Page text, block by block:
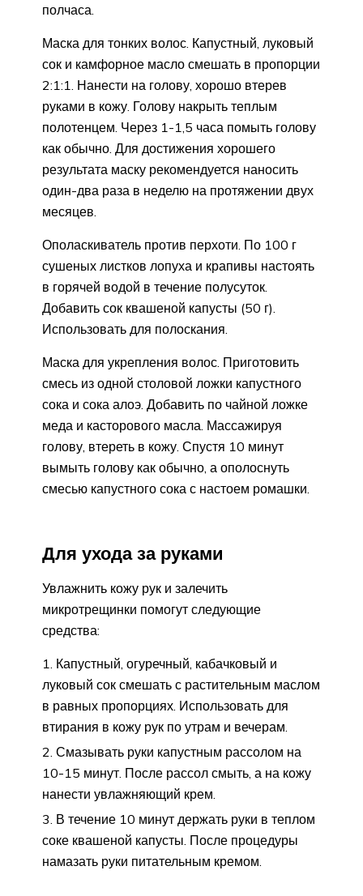
полчаса.
Маска для тонких волос. Капустный, луковый
сок и камфорное масло смешать в пропорции
2:1:1. Нанести на голову, хорошо втерев
руками в кожу. Голову накрыть теплым
полотенцем. Через 1-1,5 часа помыть голову
как обычно. Для достижения хорошего
результата маску рекомендуется наносить
один-два раза в неделю на протяжении двух
месяцев.
Ополаскиватель против перхоти. По 100 г
сушеных листков лопуха и крапивы настоять
в горячей водой в течение полусуток.
Добавить сок квашеной капусты (50 г).
Использовать для полоскания.
Маска для укрепления волос. Приготовить
смесь из одной столовой ложки капустного
сока и сока алоэ. Добавить по чайной ложке
меда и касторового масла. Массажируя
голову, втереть в кожу. Спустя 10 минут
вымыть голову как обычно, а ополоснуть
смесью капустного сока с настоем ромашки.
Для ухода за руками
Увлажнить кожу рук и залечить
микротрещинки помогут следующие
средства:
Капустный, огуречный, кабачковый и
луковый сок смешать с растительным маслом
в равных пропорциях. Использовать для
втирания в кожу рук по утрам и вечерам.
Смазывать руки капустным рассолом на
10-15 минут. После рассол смыть, а на кожу
нанести увлажняющий крем.
В течение 10 минут держать руки в теплом
соке квашеной капусты. После процедуры
намазать руки питательным кремом.